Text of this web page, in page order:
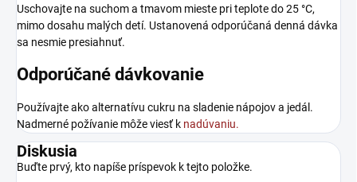
Uschovajte na suchom a tmavom mieste pri teplote do 25 °C,
mimo dosahu malých detí. Ustanovená odporúčaná denná dávka
sa nesmie presiahnuť.
Odporúčané dávkovanie
Používajte ako alternatívu cukru na sladenie nápojov a jedál.
Nadmerné požívanie môže viesť k nadúvaniu.
Diskusia
Buďte prvý, kto napíše príspevok k tejto položke.